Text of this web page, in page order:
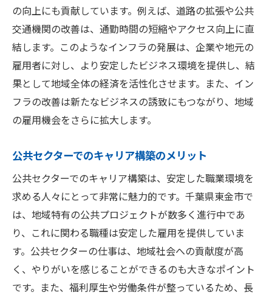
の向上にも貢献しています。例えば、道路の拡張や公共
交通機関の改善は、通勤時間の短縮やアクセス向上に直
結します。このようなインフラの発展は、企業や地元の
雇用者に対し、より安定したビジネス環境を提供し、結
果として地域全体の経済を活性化させます。また、イン
フラの改善は新たなビジネスの誘致にもつながり、地域
の雇用機会をさらに拡大します。
公共セクターでのキャリア構築のメリット
公共セクターでのキャリア構築は、安定した職業環境を
求める人々にとって非常に魅力的です。千葉県東金市で
は、地域特有の公共プロジェクトが数多く進行中であ
り、これに関わる職種は安定した雇用を提供していま
す。公共セクターの仕事は、地域社会への貢献度が高
く、やりがいを感じることができるのも大きなポイント
です。また、福利厚生や労働条件が整っているため、長